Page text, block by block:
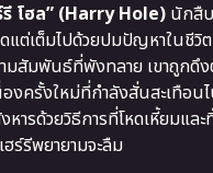
รี โฮล” (Harry Hole) นักสื
ต่เต็มไปด้วยปมปัญหาในชีวิต
ามสัมพันธ์ที่พังทลาย เขาถูกดึ
งครั้งใหม่ที่กำลังสั่นสะเทือน
หารด้วยวิธีการที่โหดเหี้ยมแล
ร์รีพยายามจะลืม